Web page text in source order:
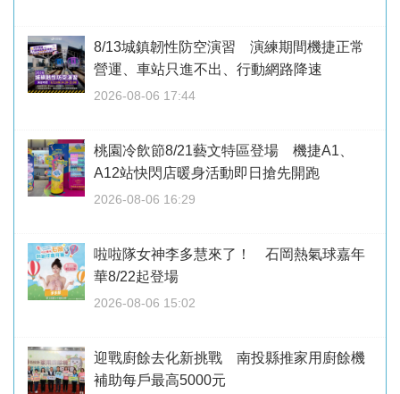
8/13城鎮韌性防空演習 演練期間機捷正常
營運、車站只進不出、行動網路降速
2026-08-06 17:44
桃園冷飲節8/21藝文特區登場 機捷A1、
A12站快閃店暖身活動即日搶先開跑
2026-08-06 16:29
啦啦隊女神李多慧來了！ 石岡熱氣球嘉年
華8/22起登場
2026-08-06 15:02
迎戰廚餘去化新挑戰 南投縣推家用廚餘機
補助每戶最高5000元